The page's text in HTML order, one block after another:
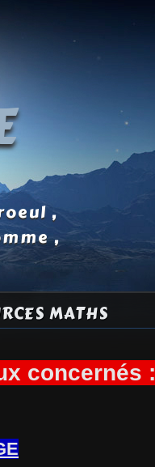
,
,
MATHS
concernés :